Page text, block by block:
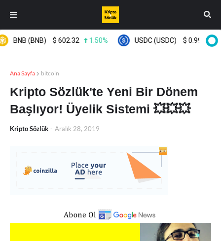
BNB (BNB) $ 602.32 1.50% USDC (USDC) $0.999584
Ana Sayfa bitcoin
Kripto Sözlük'te Yeni Bir Dönem
Başlıyor! Üyelik Sistemi 💥💥💥
Kripto Sözlük - Aralık 28, 2019